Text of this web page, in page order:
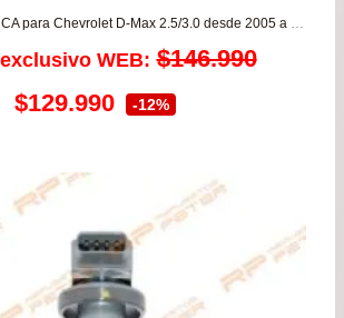
Batería 90 Ah 730CCA para Chevrolet D-Max 2.5/3.0 desde 2005 a 2020 – Garantía 8 meses
WEB: $146.990
El
original
$146.990.
$129.990El
es:
$129.990.
-12%